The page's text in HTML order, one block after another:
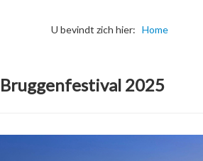
U bevindt zich hier: Home
Bruggenfestival 2025